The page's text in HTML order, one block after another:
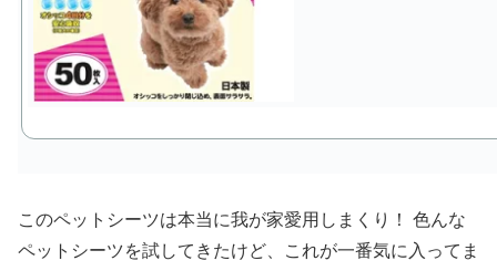
このペットシーツは本当に我が家愛用しまくり！ 色んな
ペットシーツを試してきたけど、これが一番気に入ってま